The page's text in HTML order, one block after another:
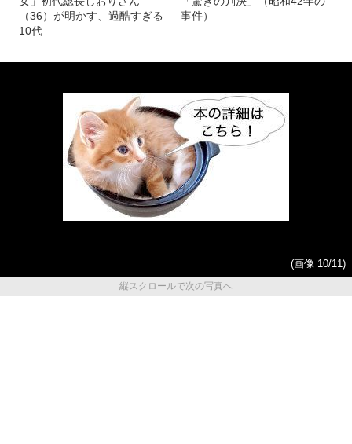
（36）が明かす、過酷すぎる
10代
事件）
(画像 10/11)
縦スクロールで次の写真へ